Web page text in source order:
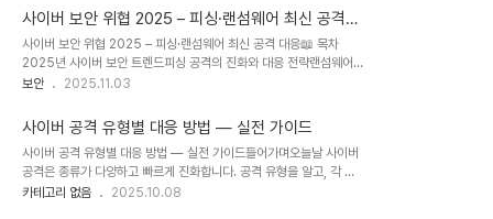
해커가 AI로 ..
죠.이번 글에서는 2025년 주목해야 할 사이버 보안 위협 트렌드와 기
업·개인이 취해야 할 대응 전략을 정리했습니다.🧠 1. 2025년 주요
사이버 보안 위협 TOP 52025년 주요 사이버 위협설명 및 특징1️⃣
AI 기반 피싱 공격생성형 AI를 이용한 ‘맞춤형 피싱 메일’이 급증. 문
체·로고·도메인까지 완벽하게 위장해 탐지 어려움.2️⃣ 공급망 공격
스템..
사이버 보안 위협 2025 – 피싱·랜섬웨어 최신 공격
대응
사이버 보안 위협 2025 – 피싱·랜섬웨어 최신 공격 대응📖 목차
2025년 사이버 보안 트렌드피싱 공격의 진화와 대응 전략랜섬웨어
공격의 최신 형태기업과 개인이 취해야 할 보안 수칙결론 – ‘예방’이
기술의 발전과 함께 사이버 공격 역시 지능적으로 진화하고 있습니다.
특히 피싱(Phishing)과 랜섬웨어(Ransomware)는 여전히 가장
큰 위협으로 꼽힙니다.✅ 세계 주요 보안 기관에 따르면, 2025년 사
이버 공격의 70% 이상이 ‘사람의 실수’를 노린 사회공학적 공격으로
발생할 것으로 전망됩니다.즉, 기술보다 ‘사람’이 취약점이 되는 시대
보안 2025.11.03
사이버 공격 유형별 대응 방법 — 실전 가이드
사이버 공격 유형별 대응 방법 — 실전 가이드들어가며오늘날 사이버
공격은 종류가 다양하고 빠르게 진화합니다. 공격 유형을 알고, 각 유
형별 초기 대응(Containment)과 복구(Recovery), 그리고 사전
카테고리 없음 2025.10.08